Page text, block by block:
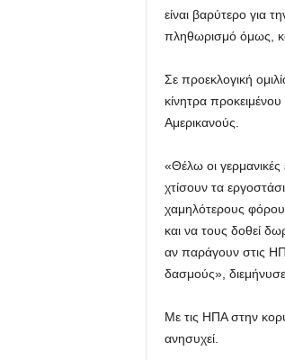
είναι βαρύτερο για
πληθωρισμό όμως,
Σε προεκλογική
κίνητρα
Αμερικανούς.
«Θέλω οι γερμανικές
χτίσουν τα
χαμηλότερους
και να τους δοθεί
αν παράγουν στις
δασμούς»,
Με τις ΗΠΑ στην
ανησυχεί.